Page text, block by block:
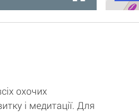
охочих
і медитації. Для